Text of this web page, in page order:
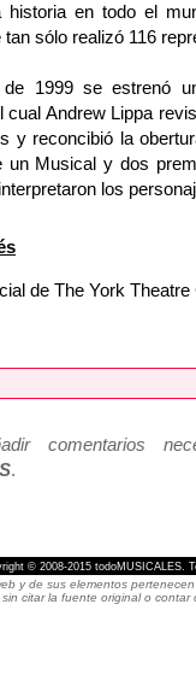
historia en todo el
sólo realizó 116
1999 se estrenó
cual Andrew Lippa
y reconcibió la
un Musical y dos
los
de The York
comentarios
.
© 2008-2015 todoMUSICALES.
y de sus elementos
citar la fuente original o